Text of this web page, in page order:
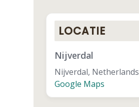
LOCATIE
Nijverdal
Nijverdal, Netherlands
Google Maps